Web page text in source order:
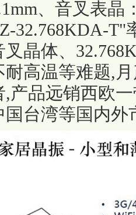
、音叉表晶
32.768KDA-T"
叉晶体、
耐高温等难题,
,产品远销西欧
国台湾等国内外